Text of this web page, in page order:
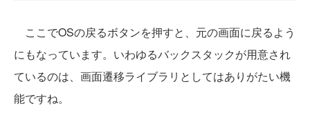
ここでOSの戻るボタンを押すと、元の画面に戻るよう
にもなっています。いわゆるバックスタックが用意され
ているのは、画面遷移ライブラリとしてはありがたい機
能ですね。